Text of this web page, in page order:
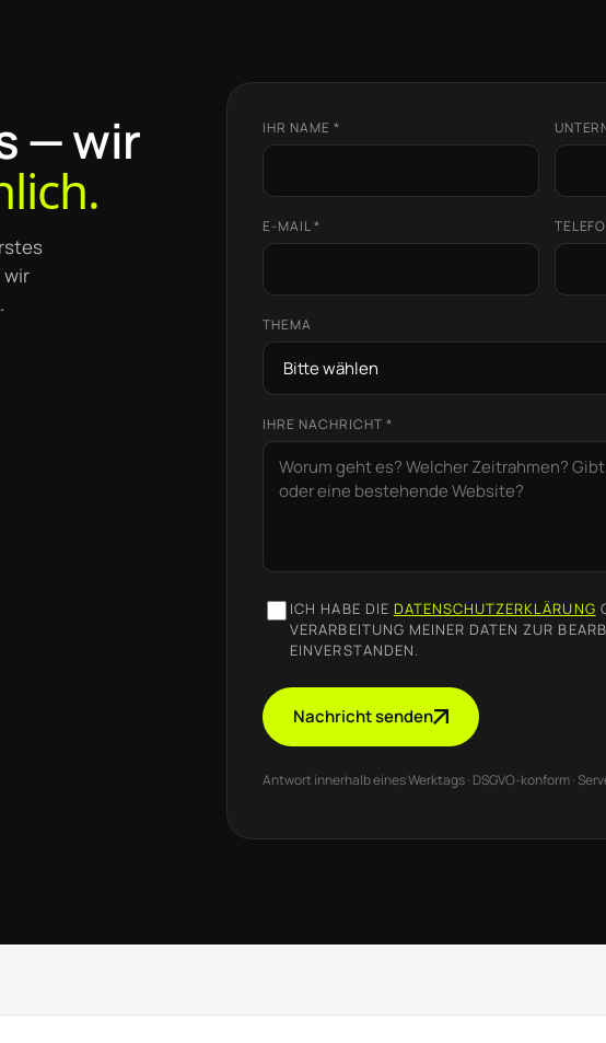
— wir
wir
IHR NAME *
E-MAIL *
THEMA
IHRE NACHRICHT *
ICH HABE DIE DATENSCHUTZERKLÄRUNG
VERARBEITUNG MEINER DATEN ZUR
EINVERSTANDEN.
Nachricht senden
Antwort innerhalb eines Werktags · DSGVO-konform ·